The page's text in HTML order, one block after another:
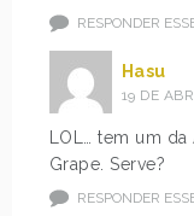
RESPONDER
Hasu
19 DE
LOL… tem um
Grape. Serve?
RESPONDER